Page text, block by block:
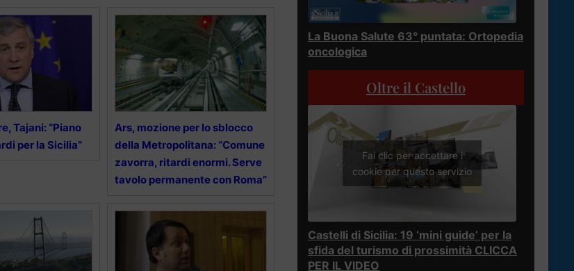
Tajani: “Piano
per la Sicilia”
Ars, mozione per lo sblocco
della Metropolitana: “Comune
zavorra, ritardi enormi. Serve
tavolo permanente con Roma”
La Buona Salute 63° puntata: Ortopedia
oncologica
Oltre il Castello
Fai clic per accettare i
cookie per questo servizio
Castelli di Sicilia: 19 ‘mini guide’ per la
sfida del turismo di prossimità CLICCA
PER IL VIDEO